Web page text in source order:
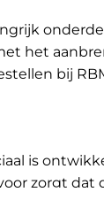
het
bij
is
zorgt